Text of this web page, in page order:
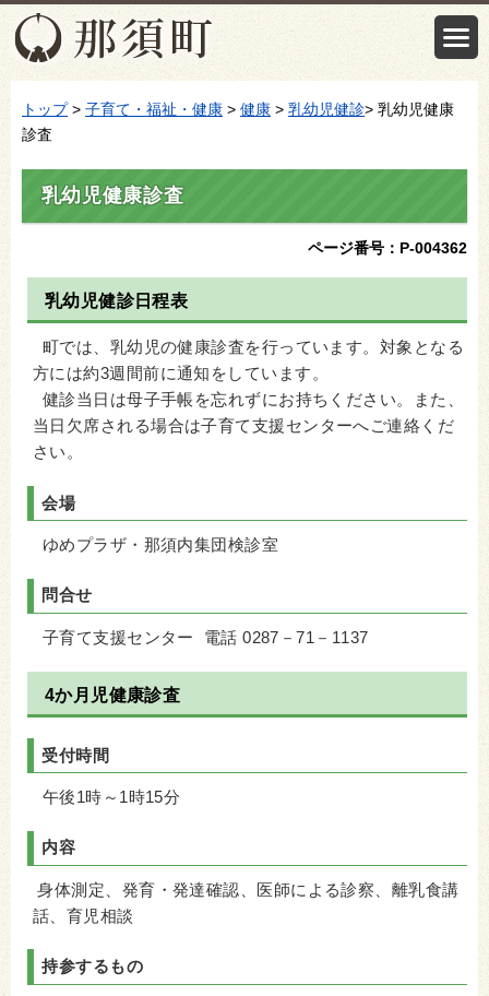
トップ> 子育て・福祉・健康 > 健康 > 乳幼児健診> 乳幼児健康
診査
乳幼児健康診査
ページ番号：P-004362
乳幼児健診日程表
町では、乳幼児の健康診査を行っています。対象となる
方には約3週間前に通知をしています。
健診当日は母子手帳を忘れずにお持ちください。また、
当日欠席される場合は子育て支援センターへご連絡くだ
さい。
会場
ゆめプラザ・那須内集団検診室
問合せ
子育て支援センター 電話 0287－71－1137
4か月児健康診査
受付時間
午後1時～1時15分
内容
身体測定、発育・発達確認、医師による診察、離乳食講
話、育児相談
持参するもの